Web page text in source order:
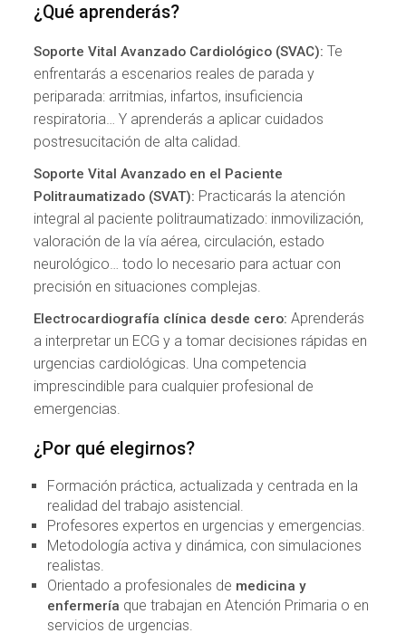
¿Qué aprenderás?
Soporte Vital Avanzado Cardiológico (SVAC):Te
enfrentarás a escenarios reales de parada y
periparada: arritmias, infartos, insuficiencia
respiratoria… Y aprenderás a aplicar cuidados
postresucitación de alta calidad.
Soporte Vital Avanzado en el Paciente
Politraumatizado (SVAT): Practicarás la atención
integral al paciente politraumatizado: inmovilización,
valoración de la vía aérea, circulación, estado
neurológico… todo lo necesario para actuar con
precisión en situaciones complejas.
Electrocardiografía clínica desde cero:Aprenderás
a interpretar un ECG y a tomar decisiones rápidas en
urgencias cardiológicas. Una competencia
imprescindible para cualquier profesional de
emergencias.
¿Por qué elegirnos?
Formación práctica, actualizada y centrada en la
realidad del trabajo asistencial.
Profesores expertos en urgencias y emergencias.
Metodología activa y dinámica, con simulaciones
realistas.
Orientado a profesionales de medicina y
enfermería que trabajan en Atención Primaria o en
servicios de urgencias.